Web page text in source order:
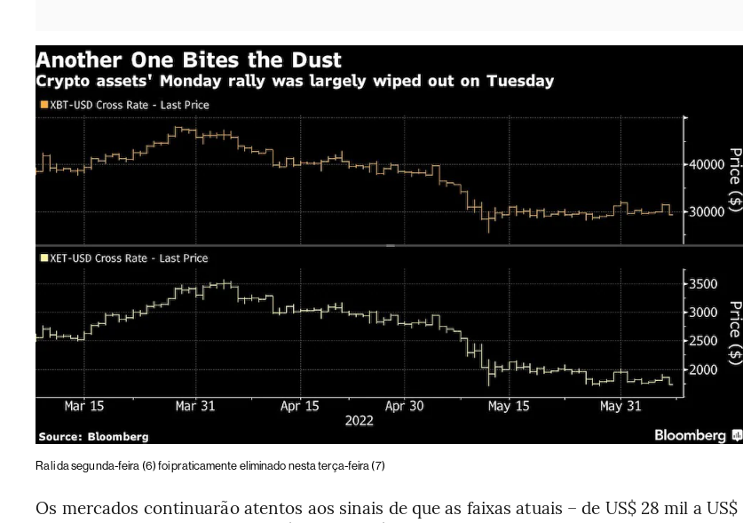
Rali da segunda-feira (6) foi praticamente eliminado nesta terça-feira (7)
Os mercados continuarão atentos aos sinais de que as faixas atuais – de US$ 28 mil a US$